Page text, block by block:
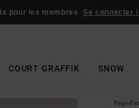
pour les membres Se connecter
COURT GRAFFIK SNOW
Page